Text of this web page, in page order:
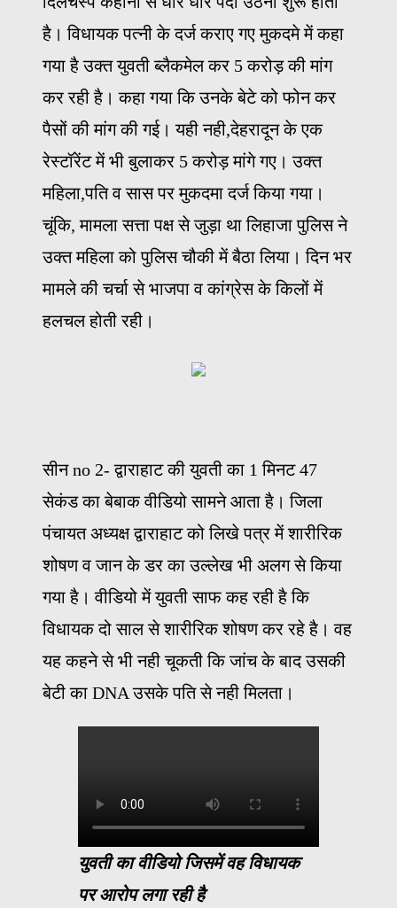
है। विधायक पत्नी के दर्ज कराए गए मुकदमे में कहा
गया है उक्त युवती ब्लैकमेल कर 5 करोड़ की मांग
कर रही है। कहा गया कि उनके बेटे को फोन कर
पैसों की मांग की गई। यही नही,देहरादून के एक
रेस्टॉरेंट में भी बुलाकर 5 करोड़ मांगे गए। उक्त
महिला,पति व सास पर मुकदमा दर्ज किया गया।
चूंकि, मामला सत्ता पक्ष से जुड़ा था लिहाजा पुलिस ने
उक्त महिला को पुलिस चौकी में बैठा लिया। दिन भर
मामले की चर्चा से भाजपा व कांग्रेस के किलों में
हलचल होती रही।
सीन no 2- द्वाराहाट की युवती का 1 मिनट 47
सेकंड का बेबाक वीडियो सामने आता है। जिला
पंचायत अध्यक्ष द्वाराहाट को लिखे पत्र में शारीरिक
शोषण व जान के डर का उल्लेख भी अलग से किया
गया है। वीडियो में युवती साफ कह रही है कि
विधायक दो साल से शारीरिक शोषण कर रहे है। वह
यह कहने से भी नही चूकती कि जांच के बाद उसकी
बेटी का DNA उसके पति से नही मिलता।
युवती का वीडियो जिसमें वह विधायक
पर आरोप लगा रही है